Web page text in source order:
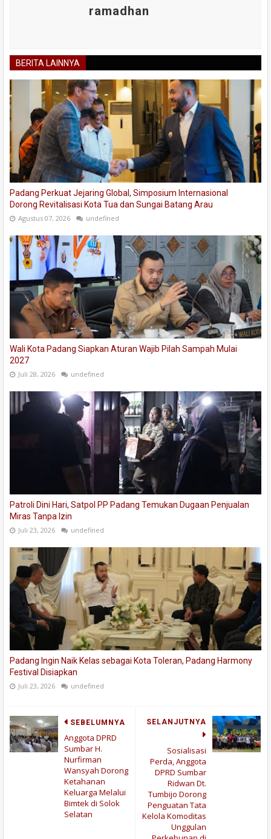
ramadhan
BERITA LAINNYA
Padang Perkuat Jejaring Global, Simposium Internasional
Dorong Revitalisasi Kota Tua dan Sungai Batang Arau
Agustus 07, 2026 undefined
Wali Kota Padang Siapkan Aturan Wajib Pilah Sampah Mulai
2027
Juli 28, 2026 undefined
Patroli Dini Hari, Satpol PP Padang Temukan Dugaan Penjualan
Miras Tanpa Izin
Juli 23, 2026 undefined
Padang Ingin Naik Kelas sebagai Kota Toleran, Padang Harmony
Festival Disiapkan
Juli 23, 2026 undefined
SELANJUTNYA
Sosialisasi
Perda, Anggota
DPRD Sumbar
Ridwan Dt.
Tumbijo Dorong
Penguatan Tata
Kelola Komoditas
Unggulan
SEBELUMNYA
Anggota DPRD
Sumbar H.
Nurfirman
Wansyah Dorong
Ketahanan
Keluarga Melalui
Bimtek di Solok
Selatan